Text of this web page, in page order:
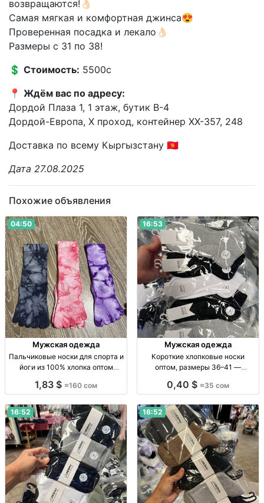
возвращаются!👌🏻
Самая мягкая и комфортная джинса😍
Проверенная посадка и лекало👌🏻
Размеры с 31 по 38!
💲 Стоимость: 5500с
📍 Ждём вас по адресу:
Дордой Плаза 1, 1 этаж, бутик В-4
Дордой-Европа, X проход, контейнер XX-357, 248
Доставка по всему Кыргызстану 🇰🇬
Дата 27.08.2025
Похожие объявления
04:50
Мужская одежда
Пальчиковые носки для спорта и
йоги из 100% хлопка оптом
100% х/б, р-р стандарт, уп. 10 шт.,
1,83 $ ≈160 сом
16:53
Мужская одежда
Короткие хлопковые носки
оптом, размеры 36–41 —
носки, р-р 36–41, однотонные, уп.
0,40 $ ≈35 сом
16:52 16:52